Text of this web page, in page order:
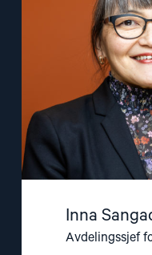
Inna
Avdelingssjef